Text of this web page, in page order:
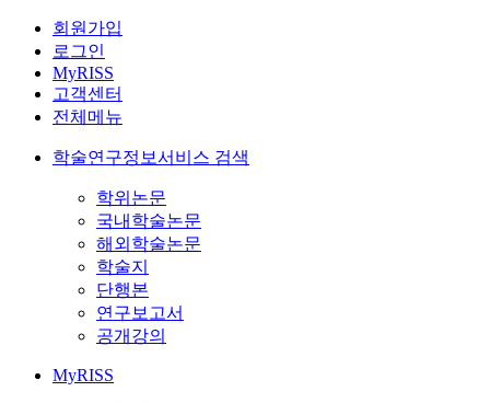
회원가입
로그인
MyRISS
고객센터
전체메뉴
학술연구정보서비스 검색
학위논문
국내학술논문
해외학술논문
학술지
단행본
연구보고서
공개강의
MyRISS